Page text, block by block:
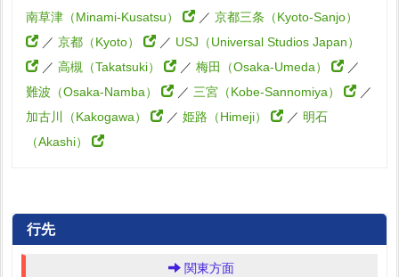
南草津（Minami-Kusatsu）
／ 京都三条（Kyoto-Sanjo）
／ 京都（Kyoto） ／ USJ（Universal Studios Japan）
／ 高槻（Takatsuki） ／ 梅田（Osaka-Umeda）
／
難波（Osaka-Namba）
／ 三宮（Kobe-Sannomiya）
／
加古川（Kakogawa）
／ 姫路（Himeji） ／ 明石
（Akashi）
行先
関東方面